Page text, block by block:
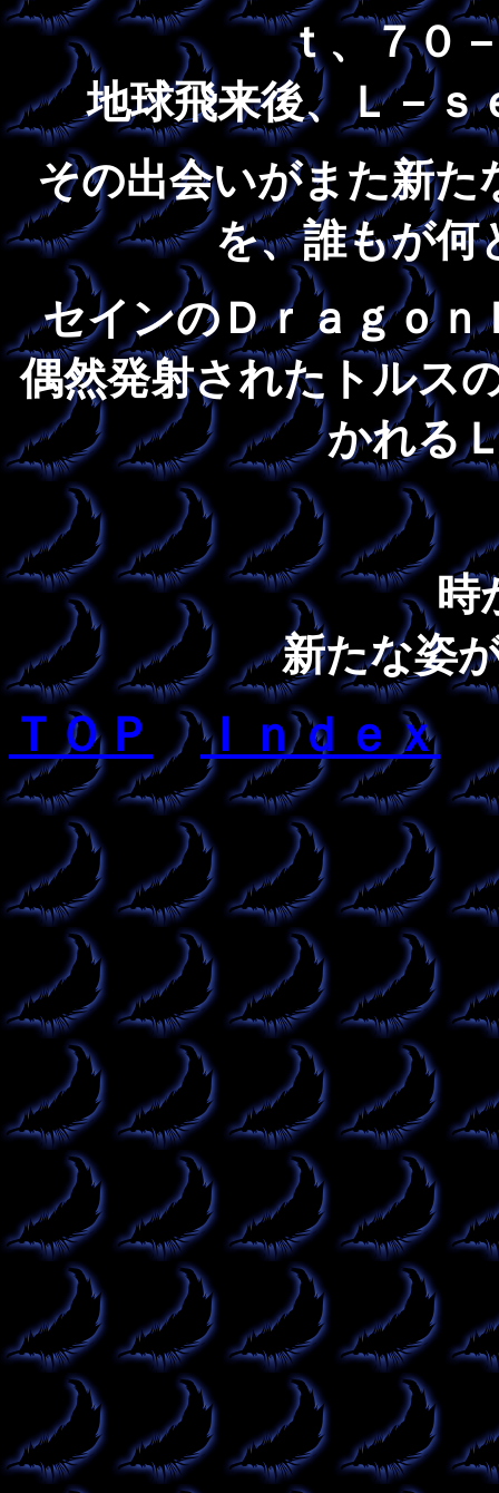
ｔ、７０
地球飛来後、Ｌ－ｓ
その出会いがまた新
を、誰もが何
セインのＤｒａｇｏ
偶然発射されたトルス
かれる
時
新たな姿
ＴＯＰ Ｉｎｄｅｘ